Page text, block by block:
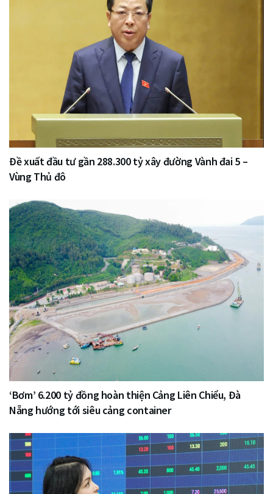
Đề xuất đầu tư gần 288.300 tỷ xây đường Vành đai 5 –
Vùng Thủ đô
‘Bơm’ 6.200 tỷ đồng hoàn thiện Cảng Liên Chiểu, Đà
Nẵng hướng tới siêu cảng container